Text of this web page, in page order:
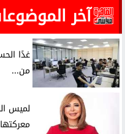
آخر
غدًا
من...
لميس